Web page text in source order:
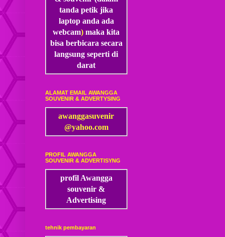
tanda petik jika
laptop anda ada
webcam)maka kita
bisa berbicara secara
langsung seperti di
darat
ALAMAT EMAIL AWANGGA
SOUVENIR & ADVERTYSING
awanggasuvenir
@yahoo.com
PROFIL AWANGGA
SOUVENIR & ADVERTISYNG
profil Awangga
souvenir &
Advertising
tehnik pembayaran